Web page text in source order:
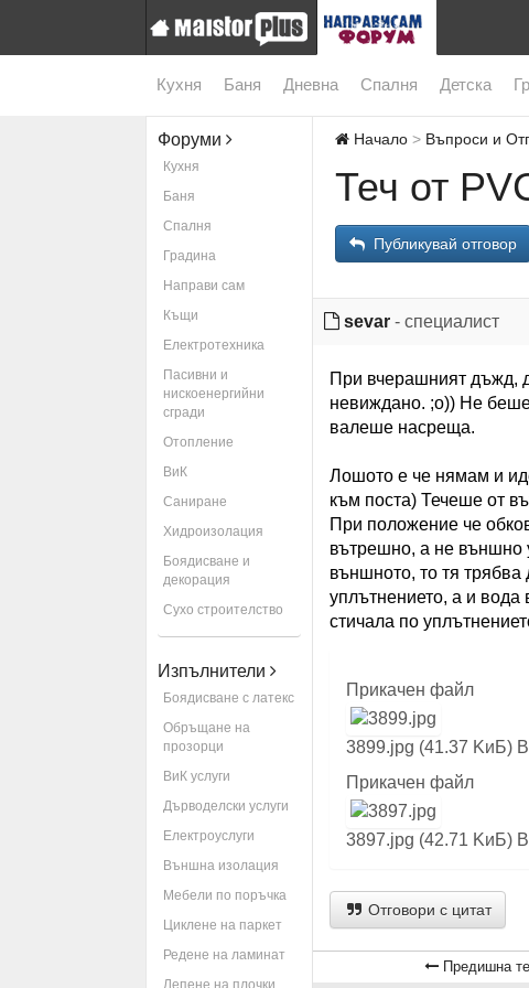
Кухня Баня Дневна Спалня Детска
Форуми
Кухня
Баня
Спалня
Градина
Направи сам
Къщи
Електротехника
Пасивни и
нискоенергийни
сгради
Отопление
ВиК
Саниране
Хидроизолация
Боядисване и
декорация
Сухо строителство
Изпълнители
Боядисване с латекс
Обръщане на
прозорци
ВиК услуги
Дърводелски услуги
Електроуслуги
Външна изолация
Мебели по поръчка
Циклене на паркет
Редене на ламинат
Лепене на плочки
Начало Въпроси и
Теч от
Публикувай отговор
sevar - специалист
При вчерашният дъжд,
невиждано. ;o)) Не
валеше насреща.
Лошото е че нямам и
към поста) Течеше от
При положение че
вътрешно, а не външно
външното, то тя трябва
уплътнението, а и
стичала по
Прикачен файл
3899.jpg (41.37 KиБ)
Прикачен файл
3897.jpg (42.71 KиБ)
Отговори с цитат
Предишна